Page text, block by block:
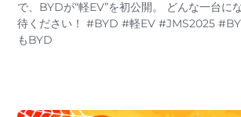
で、BYDが“軽EV”を初公開。 どんな一台に
待ください！ #BYD #軽EV #JMS2025
もBYD